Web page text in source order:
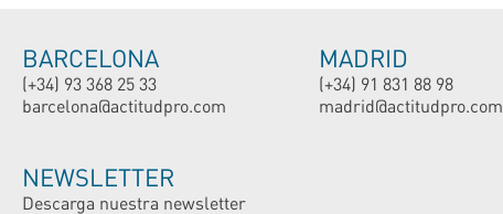
BARCELONA
(+34) 93 368 25 33
barcelona@actitudpro.com
MADRID
(+34) 91 831 88 98
madrid@actitudpro.com
NEWSLETTER
Descarga nuestra newsletter